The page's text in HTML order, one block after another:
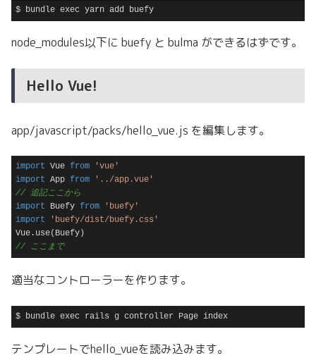
$ bundle exec yarn add buefy
node_modules以下に buefy と bulma ができるはずです。
Hello Vue!
app/javascript/packs/hello_vue.js を編集します。
import Vue from
'vue'
import App from
'../app.vue'
// 追記ここから
import Buefy from
'buefy'
import
'buefy/dist/buefy.css'
// ここまで
適当なコントローラーを作ります。
$ bundle exec rails g controller Page index
テンプレートでhello_vueを読み込みます。